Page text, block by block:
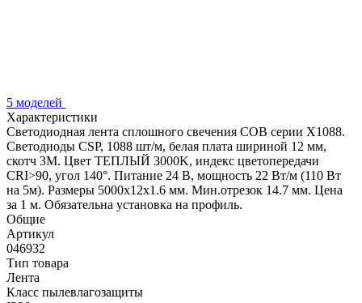
5 моделей
Характеристики
Светодиодная лента сплошного свечения COB серии X1088.
Светодиоды CSP, 1088 шт/м, белая плата шириной 12 мм,
скотч 3M. Цвет ТЕПЛЫЙ 3000K, индекс цветопередачи
CRI>90, угол 140°. Питание 24 В, мощность 22 Вт/м (110 Вт
на 5м). Размеры 5000х12х1.6 мм. Мин.отрезок 14.7 мм. Цена
за 1 м. Обязательна установка на профиль.
Общие
Артикул
046932
Тип товара
Лента
Класс пылевлагозащиты